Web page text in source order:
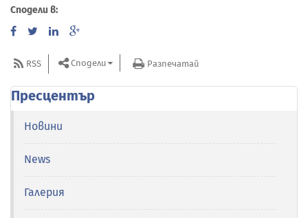
Сподели в:
RSS Сподели Разпечатай
Пресцентър
Новини
News
Галерия